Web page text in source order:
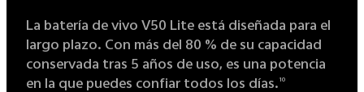
La batería de vivo V50 Lite está diseñada para el
largo plazo. Con más del 80 % de su capacidad
conservada tras 5 años de uso, es una potencia
en la que puedes confiar todos los días. 10